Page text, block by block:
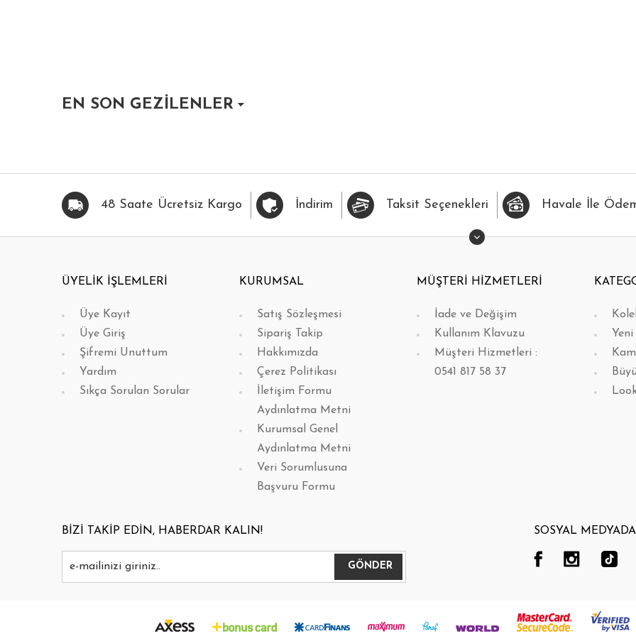
HIZLI BAK FAVORİLERİME EKLE HIZLI BAK FAVORİLERİME EKLE HIZLI BAK FAVORİLERİME EKLE
EN SON GEZİLENLER
48 Saate Ücretsiz Kargo İndirim Taksit Seçenekleri Havale İle
ÜYELİK İŞLEMLERİ
Üye Kayıt
Üye Giriş
Şifremi Unuttum
Yardım
Sıkça Sorulan Sorular
KURUMSAL
Satış Sözleşmesi
Sipariş Takip
Hakkımızda
Çerez Politikası
İletişim Formu
Aydınlatma Metni
Kurumsal Genel
Aydınlatma Metni
Veri Sorumlusuna
Başvuru Formu
MÜŞTERİ HİZMETLERİ
İade ve Değişim
Kullanım Klavuzu
Müşteri Hizmetleri :
0541 817 58 37
BİZİ TAKİP EDİN, HABERDAR KALIN! SOSYAL